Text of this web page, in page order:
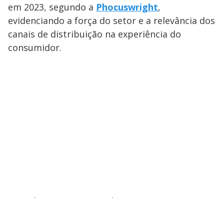
em 2023, segundo a Phocuswright,
evidenciando a força do setor e a relevância dos
canais de distribuição na experiência do
consumidor.